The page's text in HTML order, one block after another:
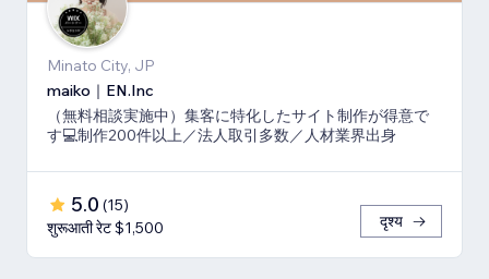
Minato City, JP
maiko｜EN.Inc
（無料相談実施中）集客に特化したサイト制作が得意で
す💻制作200件以上／法人取引多数／人材業界出身
5.0 (15)
शुरूआती रेट $1,500
दृश्य